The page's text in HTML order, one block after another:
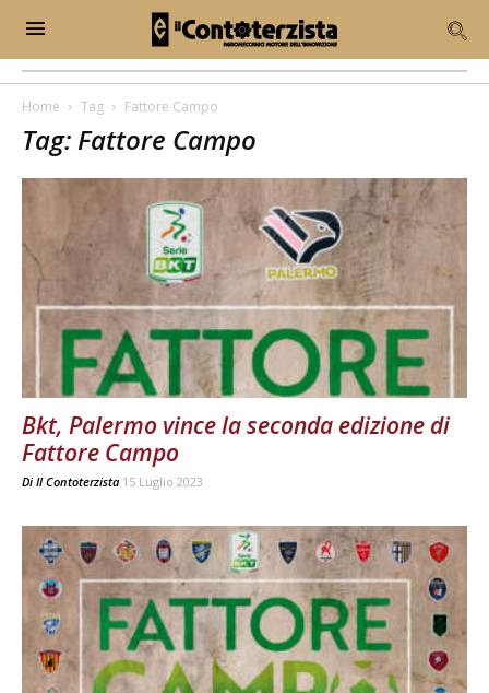
Home Tag Fattore Campo
Tag: Fattore Campo
Bkt, Palermo vince la seconda edizione di
Fattore Campo
Di Il Contoterzista 15 Luglio 2023